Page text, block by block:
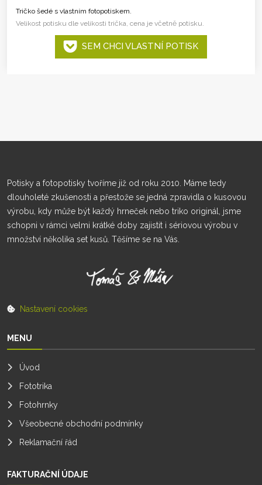
Tričko šedé s vlastním fotopotiskem.
Velikost potisku dle velikosti trička, cena je včetně potisku.
SEM CHCI VLASTNÍ POTISK
Potisky a fotopotisky tvoříme již od roku 2010. Máme tedy
dlouholeté zkušenosti a přestože se jedná zpravidla o kusovou
výrobu, kdy může být každý hrneček nebo triko originál, jsme
schopni v rámci velmi krátké doby zajistit i sériovou výrobu v
množství několika set kusů. Těšíme se na Vás.
Nastavení cookies
MENU
Úvod
Fototrika
Fotohrnky
Všeobecné obchodní podmínky
Reklamační řád
FAKTURAČNÍ ÚDAJE